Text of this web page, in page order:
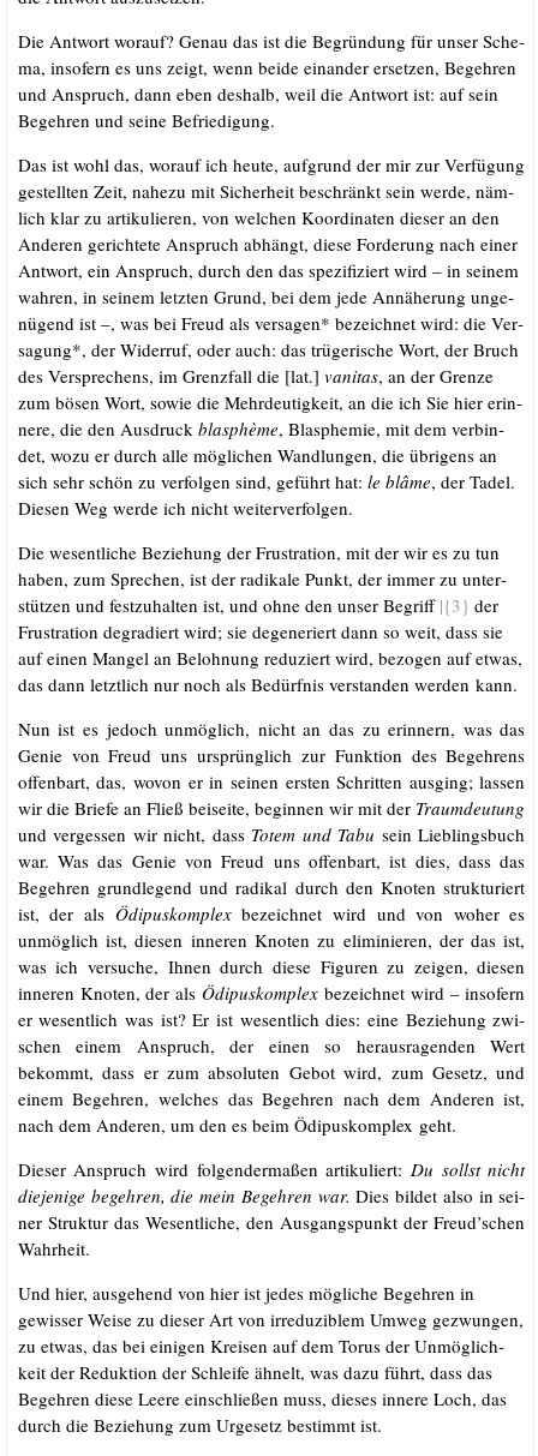
Die Ant­wort wor­auf? Genau das ist die Begrün­dung für unser Sche­
ma, inso­fern es uns zeigt, wenn bei­de ein­an­der erset­zen, Begeh­ren
und Anspruch, dann eben des­halb, weil die Ant­wort ist: auf sein
Begeh­ren und sei­ne Befriedigung.
Das ist wohl das, wor­auf ich heu­te, auf­grund der mir zur Ver­fü­gung
gestell­ten Zeit, nahe­zu mit Sicher­heit beschränkt sein wer­de, näm­
lich klar zu arti­ku­lie­ren, von wel­chen Koor­di­na­ten die­ser an den
Ande­ren gerich­te­te Anspruch abhängt, die­se For­de­rung nach einer
Ant­wort, ein Anspruch, durch den das spe­zi­fi­ziert wird – in sei­nem
wah­ren, in sei­nem letz­ten Grund, bei dem jede Annä­he­rung unge­
nü­gend ist –, was bei Freud als ver­sa­gen* bezeich­net wird: die Ver­
sa­gung*, der Wider­ruf, oder auch: das trü­ge­ri­sche Wort, der Bruch
des Ver­spre­chens, im Grenz­fall die [lat.] vani­tas, an der Gren­ze
zum bösen Wort, sowie die Mehr­deu­tig­keit, an die ich Sie hier erin­
ne­re, die den Aus­druck blas­phè­me, Blas­phe­mie, mit dem ver­bin­
det, wozu er durch alle mög­li­chen Wand­lun­gen, die übri­gens an
sich sehr schön zu ver­fol­gen sind, geführt hat: le blâ­me, der Tadel.
Die­sen Weg wer­de ich nicht weiterverfolgen.
Die wesent­li­che Bezie­hung der Frus­tra­ti­on, mit der wir es zu tun
haben, zum Spre­chen, ist der radi­ka­le Punkt, der immer zu unter­
stüt­zen und fest­zu­hal­ten ist, und ohne den unser Begriff |{3} der
Frus­tra­ti­on degra­diert wird; sie dege­ne­riert dann so weit, dass sie
auf einen Man­gel an Beloh­nung redu­ziert wird, bezo­gen auf etwas,
das dann letzt­lich nur noch als Bedürf­nis ver­stan­den wer­den kann.
Nun ist es jedoch unmög­lich, nicht an das zu erin­nern, was das
Genie von Freud uns ursprüng­lich zur Funk­ti­on des Begeh­rens
offen­bart, das, wovon er in sei­nen ers­ten Schrit­ten aus­ging; las­sen
wir die Brie­fe an Fließ bei­sei­te, begin­nen wir mit der Traum­deu­tung
und ver­ges­sen wir nicht, dass Totem und Tabu sein Lieb­lings­buch
war. Was das Genie von Freud uns offen­bart, ist dies, dass das
Begeh­ren grund­le­gend und radi­kal durch den Kno­ten struk­tu­riert
ist, der als Ödi­pus­kom­plexbezeich­net wird und von woher es
unmög­lich ist, die­sen inne­ren Kno­ten zu eli­mi­nie­ren, der das ist,
was ich ver­su­che, Ihnen durch die­se Figu­ren zu zei­gen, die­sen
inne­ren Kno­ten, der als Ödi­pus­kom­plex bezeich­net wird – inso­fern
er wesent­lich was ist? Er ist wesent­lich dies: eine Bezie­hung zwi­
schen einem Anspruch, der einen so her­aus­ra­gen­den Wert
bekommt, dass er zum abso­lu­ten Gebot wird, zum Gesetz, und
einem Begeh­ren, wel­ches das Begeh­ren nach dem Ande­ren ist,
nach dem Ande­ren, um den es beim Ödi­pus­kom­plex geht.
Die­ser Anspruch wird fol­gen­der­ma­ßen arti­ku­liert:Du sollst nicht
die­je­ni­ge begeh­ren, die mein Begeh­ren war.Dies bil­det also in sei­
ner Struk­tur das Wesent­li­che, den Aus­gangs­punkt der Freud’schen
Wahrheit.
Und hier, aus­ge­hend von hier ist jedes mög­li­che Begeh­ren in
gewis­ser Wei­se zu die­ser Art von irre­du­zi­blem Umweg gezwun­gen,
zu etwas, das bei eini­gen Krei­sen auf dem Torus der Unmög­lich­
keit der Reduk­ti­on der Schlei­fe ähnelt, was dazu führt, dass das
Begeh­ren die­se Lee­re ein­schlie­ßen muss, die­ses inne­re Loch, das
durch die Bezie­hung zum Urge­setz bestimmt ist.